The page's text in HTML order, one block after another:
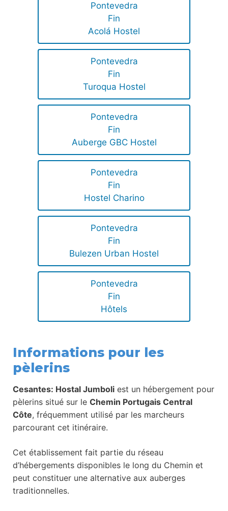
Pontevedra
Fin
Acolá Hostel
Pontevedra
Fin
Turoqua Hostel
Pontevedra
Fin
Auberge GBC Hostel
Pontevedra
Fin
Hostel Charino
Pontevedra
Fin
Bulezen Urban Hostel
Pontevedra
Fin
Hôtels
Informations pour les
pèlerins
Cesantes: Hostal Jumboli est un hébergement pour
pèlerins situé sur le Chemin Portugais Central
Côte, fréquemment utilisé par les marcheurs
parcourant cet itinéraire.
Cet établissement fait partie du réseau
d’hébergements disponibles le long du Chemin et
peut constituer une alternative aux auberges
traditionnelles.